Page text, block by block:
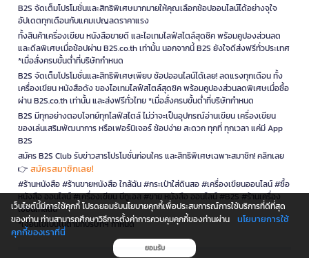
B2S จัดเต็มโปรโมชั่นและสิทธิพิเศษมากมายให้คุณเลือกช้อปออนไลน์ได้อย่างจุใจ
อัปเดตทุกเดือนกับแคมเปญลดราคาแรง
ทั้งสินค้าเครื่องเขียน หนังสือขายดี และไอเทมไลฟ์สไตล์สุดชิค พร้อมคูปองส่วนลด
และดีลพิเศษเมื่อช้อปผ่าน B2S.co.th เท่านั้น นอกจากนี้ B2S ยังใจดีส่งฟรีทั่วประเทศ
*เมื่อสั่งครบขั้นต่ำที่บริษัทกำหนด
B2S จัดเต็มโปรโมชั่นและสิทธิพิเศษเพียบ ช้อปออนไลน์ได้เลย! ลดแรงทุกเดือน ทั้ง
เครื่องเขียน หนังสือดัง ของไอเทมไลฟ์สไตล์สุดชิค พร้อมคูปองส่วนลดพิเศษเมื่อซื้อ
ผ่าน B2S.co.th เท่านั้น และส่งฟรีทั่วไทย *เมื่อสั่งครบขั้นต่ำที่บริษัทกำหนด
B2S มีทุกอย่างตอบโจทย์ทุกไลฟ์สไตล์ ไม่ว่าจะเป็นอุปกรณ์อ่านเขียน เครื่องเขียน
ของเล่นเสริมพัฒนาการ หรือเฟอร์นิเจอร์ ช้อปง่าย สะดวก ทุกที่ ทุกเวลา แค่มี App
B2S
สมัคร B2S Club รับข่าวสารโปรโมชั่นก่อนใคร และสิทธิพิเศษเฉพาะสมาชิก! คลิกเลย
👉 สมัครสมาชิกเลย!
#ร้านหนังสือ #ร้านขายหนังสือ ใกล้ฉัน #กระเป๋าใส่ดินสอ #เครื่องเขียนออนไลน์ #ซื้อ
หนังสือ ออนไลน์ #เครื่องเขียน บีทูเอส #ขาย หนังสือ ออนไลน์ #B2S #ร้านเครื่อง
เขียนใกล้ฉัน
*เงื่อนไขเป็นไปตามที่บริษัทฯ กำหนด
เว็บไซต์นี้มีการใช้คุกกี้ โปรดยอมรับนโยบายคุกกี้เพื่อประสบการณ์การใช้บริการที่ดีที่สุด
ของท่าน ท่านสามารถศึกษาวิธีการตั้งค่าการควบคุมคุกกี้ของท่านผ่าน
นโยบายการใช้
คุกกี้ของเราที่นี่
ยอมรับ